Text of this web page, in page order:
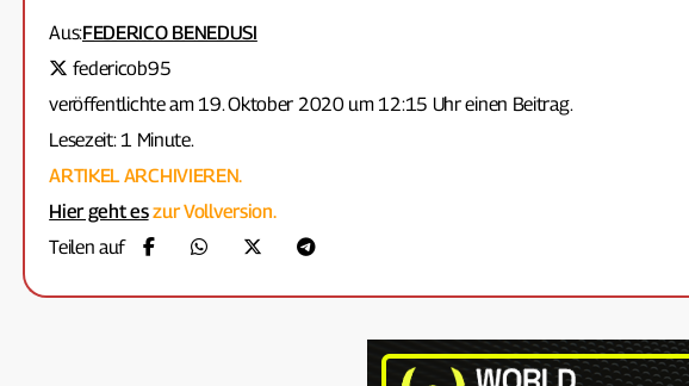
Aus:FEDERICO BENEDUSI
federicob95
veröffentlichte am 19. Oktober 2020 um 12:15 Uhr einen Beitrag.
Lesezeit: 1 Minute.
ARTIKEL ARCHIVIEREN.
Hier geht eszur Vollversion.
Teilen auf